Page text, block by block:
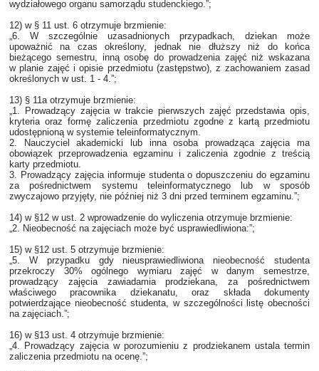
wydziałowego organu samorządu studenckiego.”;
12) w § 11 ust. 6 otrzymuje brzmienie:
„6. W szczególnie uzasadnionych przypadkach, dziekan może
upoważnić na czas określony, jednak nie dłuższy niż do końca
bieżącego semestru, inną osobę do prowadzenia zajęć niż wskazana
w planie zajęć i opisie przedmiotu (zastępstwo), z zachowaniem zasad
określonych w ust. 1 - 4.”;
13) § 11a otrzymuje brzmienie:
„1. Prowadzący zajęcia w trakcie pierwszych zajęć przedstawia opis,
kryteria oraz formę zaliczenia przedmiotu zgodne z kartą przedmiotu
udostępnioną w systemie teleinformatycznym.
2. Nauczyciel akademicki lub inna osoba prowadząca zajęcia ma
obowiązek przeprowadzenia egzaminu i zaliczenia zgodnie z treścią
karty przedmiotu.
3. Prowadzący zajęcia informuje studenta o dopuszczeniu do egzaminu
za pośrednictwem systemu teleinformatycznego lub w sposób
zwyczajowo przyjęty, nie później niż 3 dni przed terminem egzaminu.”;
14) w §12 w ust. 2 wprowadzenie do wyliczenia otrzymuje brzmienie:
„2. Nieobecność na zajęciach może być usprawiedliwiona:”;
15) w §12 ust. 5 otrzymuje brzmienie:
„5. W przypadku gdy nieusprawiedliwiona nieobecność studenta
przekroczy 30% ogólnego wymiaru zajęć w danym semestrze,
prowadzący zajęcia zawiadamia prodziekana, za pośrednictwem
właściwego pracownika dziekanatu, oraz składa dokumenty
potwierdzające nieobecność studenta, w szczególności listę obecności
na zajęciach.”;
16) w §13 ust. 4 otrzymuje brzmienie:
„4. Prowadzący zajęcia w porozumieniu z prodziekanem ustala termin
zaliczenia przedmiotu na ocenę.”;